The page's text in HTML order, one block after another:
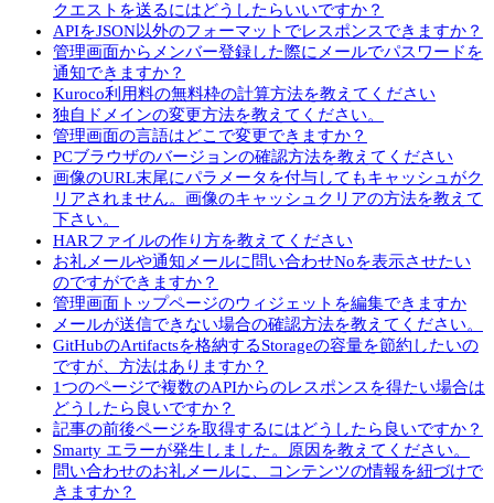
クエストを送るにはどうしたらいいですか？
APIをJSON以外のフォーマットでレスポンスできますか？
管理画面からメンバー登録した際にメールでパスワードを
通知できますか？
Kuroco利用料の無料枠の計算方法を教えてください
独自ドメインの変更方法を教えてください。
管理画面の言語はどこで変更できますか？
PCブラウザのバージョンの確認方法を教えてください
画像のURL末尾にパラメータを付与してもキャッシュがク
リアされません。画像のキャッシュクリアの方法を教えて
下さい。
HARファイルの作り方を教えてください
お礼メールや通知メールに問い合わせNoを表示させたい
のですができますか？
管理画面トップページのウィジェットを編集できますか
メールが送信できない場合の確認方法を教えてください。
GitHubのArtifactsを格納するStorageの容量を節約したいの
ですが、方法はありますか？
1つのページで複数のAPIからのレスポンスを得たい場合は
どうしたら良いですか？
記事の前後ページを取得するにはどうしたら良いですか？
Smarty エラーが発生しました。原因を教えてください。
問い合わせのお礼メールに、コンテンツの情報を紐づけで
きますか？